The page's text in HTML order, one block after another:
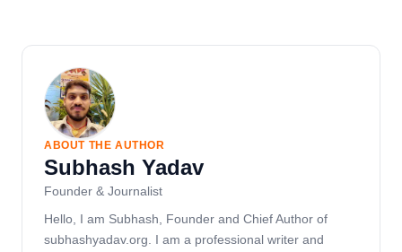
ABOUT THE AUTHOR
Subhash Yadav
Founder & Journalist
Hello, I am Subhash, Founder and Chief Author of
subhashyadav.org. I am a professional writer and